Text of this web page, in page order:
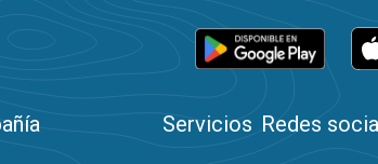
Servicios Redes